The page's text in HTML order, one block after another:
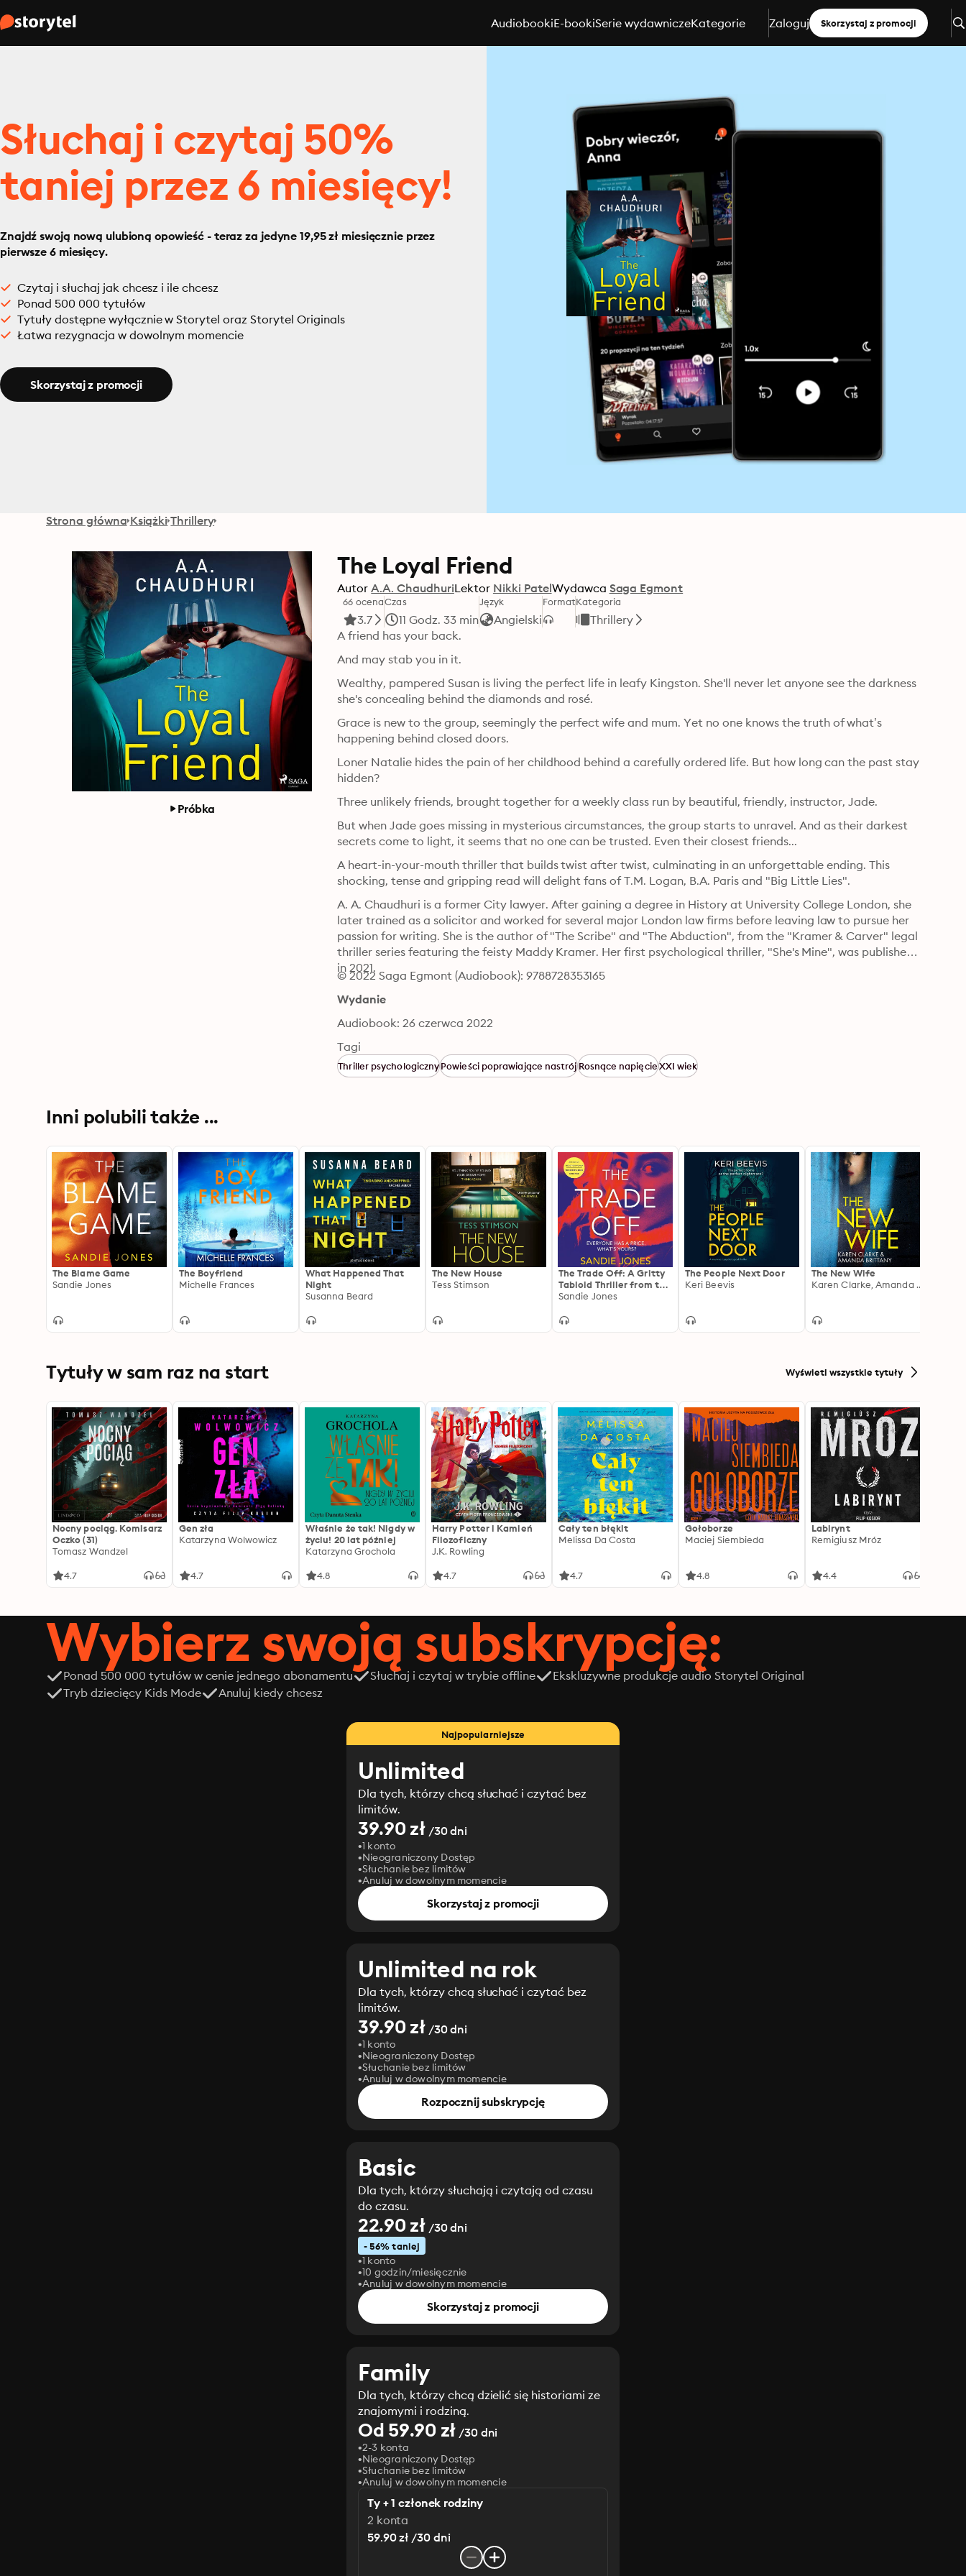
AudiobookiE-bookiSerie wydawniczeKategorie Zaloguj Skorzystaj z promocji
Słuchaj i czytaj 50%
taniej przez 6 miesięcy!
Znajdź swoją nową ulubioną opowieść - teraz za jedyne 19,95 zł miesięcznie przez
pierwsze 6 miesięcy.
Czytaj i słuchaj jak chcesz i ile chcesz
Ponad 500 000 tytułów
Tytuły dostępne wyłącznie w Storytel oraz Storytel Originals
Łatwa rezygnacja w dowolnym momencie
Skorzystaj z promocji
Strona główna Książki Thrillery
Próbka
The Loyal Friend
Autor A.A. ChaudhuriLektor Nikki PatelWydawca Saga Egmont
66 ocena
3.7
Czas
11 Godz. 33 min
Język
Angielski
FormatKategoria
Thrillery
A friend has your back.
And may stab you in it.
Wealthy, pampered Susan is living the perfect life in leafy Kingston. She'll never let anyone see the darkness
she's concealing behind the diamonds and rosé.
Grace is new to the group, seemingly the perfect wife and mum. Yet no one knows the truth of what’s
happening behind closed doors.
Loner Natalie hides the pain of her childhood behind a carefully ordered life. But how long can the past stay
hidden?
Three unlikely friends, brought together for a weekly class run by beautiful, friendly, instructor, Jade.
But when Jade goes missing in mysterious circumstances, the group starts to unravel. And as their darkest
secrets come to light, it seems that no one can be trusted. Even their closest friends...
A heart-in-your-mouth thriller that builds twist after twist, culminating in an unforgettable ending. This
shocking, tense and gripping read will delight fans of T.M. Logan, B.A. Paris and "Big Little Lies".
A. A. Chaudhuri is a former City lawyer. After gaining a degree in History at University College London, she
later trained as a solicitor and worked for several major London law firms before leaving law to pursue her
passion for writing. She is the author of "The Scribe" and "The Abduction", from the "Kramer & Carver" legal
thriller series featuring the feisty Maddy Kramer. Her first psychological thriller, "She's Mine", was published
in 2021.
© 2022 Saga Egmont (Audiobook): 9788728353165
Wydanie
Audiobook: 26 czerwca 2022
Tagi
Thriller psychologicznyPowieści poprawiające nastrójRosnące napięcieXXI wiek
Inni polubili także ...
The Blame Game
Sandie Jones
The Boyfriend
Michelle Frances
What Happened That
Night
Susanna Beard
The New House
Tess Stimson
The Trade Off: A Gritty
Tabloid Thriller from the
Author of The Other
Sandie Jones
The People Next Door
Keri Beevis
The New Wife
Karen Clarke, Amanda Brittany
Tytuły w sam raz na start Wyświetl wszystkie tytuły
Nocny pociąg. Komisarz
Oczko (31)
Tomasz Wandzel
4.7
Gen zła
Katarzyna Wolwowicz
4.7
Właśnie że tak! Nigdy w
życiu! 20 lat później
Katarzyna Grochola
4.8
Harry Potter i Kamień
Filozoficzny
J.K. Rowling
4.7
Cały ten błękit
Melissa Da Costa
4.7
Gołoborze
Maciej Siembieda
4.8
Labirynt
Remigiusz Mróz
4.4
Wybierz swoją subskrypcję:
Ponad 500 000 tytułów w cenie jednego abonamentu Słuchaj i czytaj w trybie offline
Ekskluzywne produkcje audio Storytel Original
Tryb dziecięcy Kids Mode
Anuluj kiedy chcesz
Najpopularniejsze
Unlimited
Dla tych, którzy chcą słuchać i czytać bez
limitów.
39.90 zł/30 dni
1 konto
Nieograniczony Dostęp
Słuchanie bez limitów
Anuluj w dowolnym momencie
Skorzystaj z promocji
Unlimited na rok
Dla tych, którzy chcą słuchać i czytać bez
limitów.
39.90 zł/30 dni
1 konto
Nieograniczony Dostęp
Słuchanie bez limitów
Anuluj w dowolnym momencie
Rozpocznij subskrypcję
Basic
Dla tych, którzy słuchają i czytają od czasu
do czasu.
22.90 zł/30 dni
- 56% taniej
1 konto
10 godzin/miesięcznie
Anuluj w dowolnym momencie
Skorzystaj z promocji
Family
Dla tych, którzy chcą dzielić się historiami ze
znajomymi i rodziną.
Od 59.90 zł /30 dni
2-3 konta
Nieograniczony Dostęp
Słuchanie bez limitów
Anuluj w dowolnym momencie
Ty + 1 członek rodziny
2 konta
59.90 zł /30 dni